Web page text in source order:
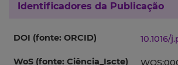
Identificadores da Publicação
DOI (fonte: ORCID) 10.1016/
WoS (fonte: Ciência_Iscte)